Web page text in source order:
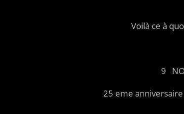
ce à quoi nous
NOVEMBRE
anniversaire de la chute